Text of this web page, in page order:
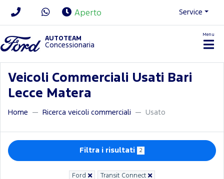
Aperto Service
AUTOTEAM
Concessionaria
Menu
Veicoli Commerciali Usati Bari
Lecce Matera
Home Ricerca veicoli commerciali Usato
Filtra i risultati 2
Ford Transit Connect